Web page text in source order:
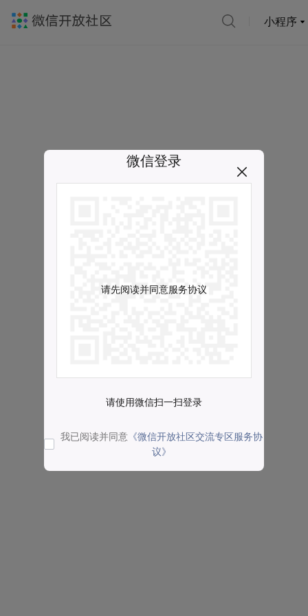
小程序
微信登录
请先阅读并同意服务协议
请使用微信扫一扫登录
我已阅读并同意 《微信开放社区交流专区服务协
议》